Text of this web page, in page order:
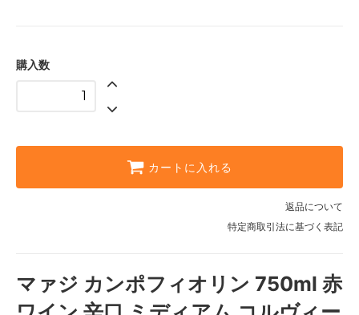
購入数
カートに入れる
返品について
特定商取引法に基づく表記
マァジ カンポフィオリン 750ml 赤